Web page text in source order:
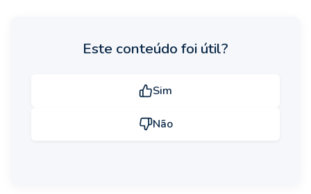
Este conteúdo foi útil?
Sim
Não